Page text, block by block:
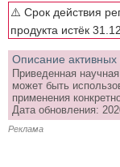
⚠️ Срок действия
продукта истёк
Описание активных
Приведенная
может быть
применения
Дата обновления:
Реклама